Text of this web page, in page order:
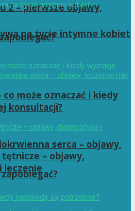
2 – pierwsze objawy,
serca – objawy,
na życie intymne kobiet
co może oznaczać i kiedy
konsultacji?
– objawy,
leczenie